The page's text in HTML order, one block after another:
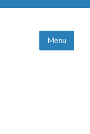
Menu